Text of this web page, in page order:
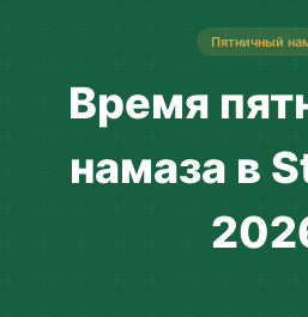
Пятничный
Время
намаза в